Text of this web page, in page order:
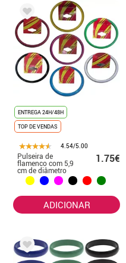
ENTREGA 24H/48H
TOP DE VENDAS
4.54/5.00
Pulseira de
flamenco com 5,9
cm de diâmetro
em várias cores
1.75€
ADICIONAR